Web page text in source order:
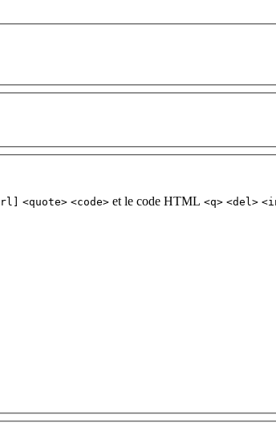
<quote> <code> et le code HTML <q> <del>